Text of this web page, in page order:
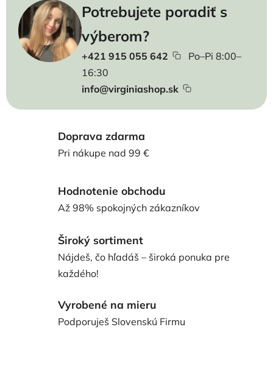
Potrebujete poradiť s
výberom?
+421 915 055 642
Po–Pi 8:00–
16:30
info@virginiashop.sk
Doprava zdarma
Pri nákupe nad 99 €
Hodnotenie obchodu
Až 98% spokojných zákazníkov
Široký sortiment
Nájdeš, čo hľadáš – široká ponuka pre
každého!
Vyrobené na mieru
Podporuješ Slovenskú Firmu